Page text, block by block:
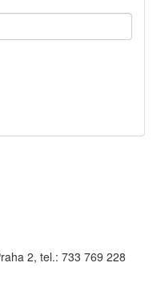
2, tel.: 733 769 228